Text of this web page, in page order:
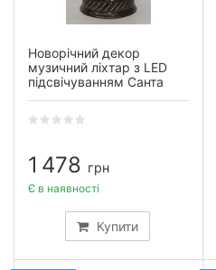
Новорічний декор
музичний ліхтар з LED
підсвічуванням Санта
1 478 грн
Купити
Є в наявності